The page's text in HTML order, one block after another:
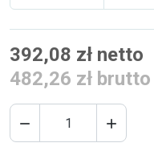
EFA: Historia i oferta
urządzeń dla
mięsnego
392,08 zł netto
482,26 zł brutto
 